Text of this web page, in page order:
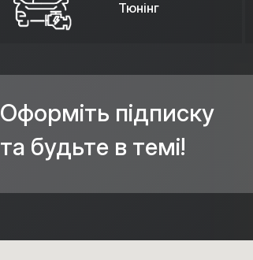
Тюнінг
Оформіть підписку
та будьте в темі!